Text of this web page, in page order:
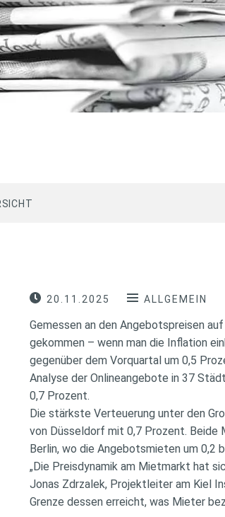
20.11.2025 ALLGEMEIN
Gemessen an den Angebotspreisen
gekommen – wenn man die Inflation
gegenüber dem Vorquartal um 0,5
Analyse der Onlineangebote in 37
0,7 Prozent.
Die stärkste Verteuerung unter den
von Düsseldorf mit 0,7 Prozent. Beide
Berlin, wo die Angebotsmieten um 0,2
„Die Preisdynamik am Mietmarkt hat
Jonas Zdrzalek, Projektleiter am Kiel
Grenze dessen erreicht, was Mieter